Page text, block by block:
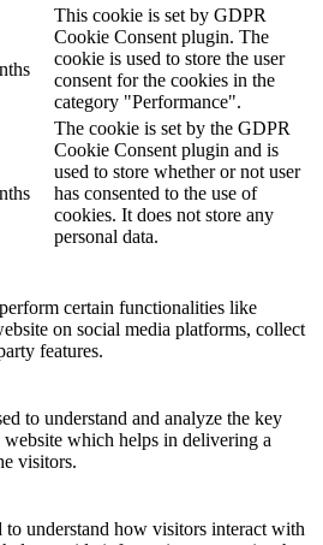
This cookie is set by GDPR
Cookie Consent plugin. The
cookie is used to store the user
consent for the cookies in the
category "Performance".
The cookie is set by the GDPR
Cookie Consent plugin and is
used to store whether or not user
has consented to the use of
cookies. It does not store any
personal data.
certain functionalities like
on social media platforms, collect
features.
to understand and analyze the key
which helps in delivering a
visitors.
to understand how visitors interact with